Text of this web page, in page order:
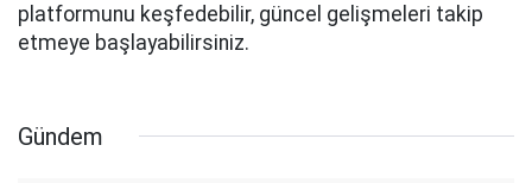
platformunu keşfedebilir, güncel gelişmeleri takip
etmeye başlayabilirsiniz.
Gündem